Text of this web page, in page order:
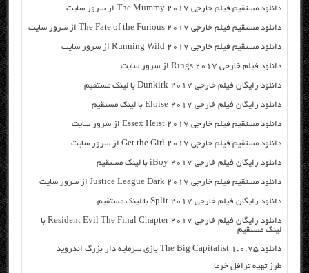
دانلود مستقیم فیلم خارجی The Mummy 2017 از سرور سایت
دانلود مستقیم فیلم خارجی The Fate of the Furious 2017 از سرور سایت
دانلود مستقیم فیلم خارجی Running Wild 2017 از سرور سایت
دانلود فیلم خارجی Rings 2017 از سرور سایت
دانلود رایگان فیلم خارجی Dunkirk 2017 با لینک مستقیم
دانلود رایگان فیلم خارجی Eloise 2017 با لینک مستقیم
دانلود مستقیم فیلم خارجی Essex Heist 2017 از سرور سایت
دانلود مستقیم فیلم خارجی Get the Girl 2017 از سرور سایت
دانلود رایگان فیلم خارجی iBoy 2017 با لینک مستقیم
دانلود مستقیم فیلم خارجی Justice League Dark 2017 از سرور سایت
دانلود رایگان فیلم خارجی Split 2017 با لینک مستقیم
دانلود رایگان فیلم خارجی Resident Evil The Final Chapter 2017 با
لینک مستقیم
دانلود The Big Capitalist 1.0.75 بازی سرمایه دار بزرگ اندروید
طرز تهیه ترافل خرما